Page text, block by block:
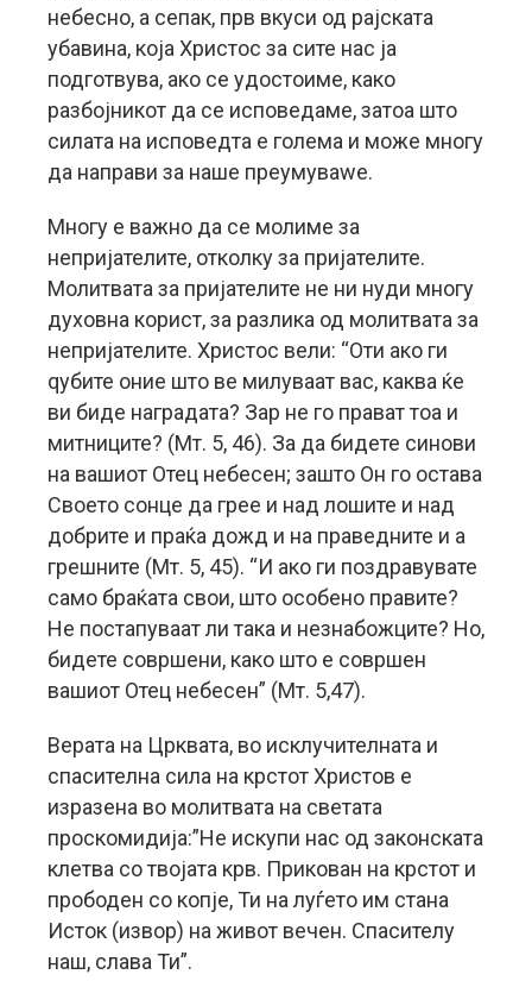
небесно, а сепак, прв вкуси од рајската
убавина, која Христос за сите нас ја
подготвува, ако се удостоиме, како
разбојникот да се исповедаме, затоа што
силата на исповедта е голема и може многу
да направи за наше преумуваwе.
Многу е важно да се молиме за
непријателите, отколку за пријателите.
Молитвата за пријателите не ни нуди многу
духовна корист, за разлика од молитвата за
непријателите. Христос вели: “Оти ако ги
qубите оние што ве милуваат вас, каква ќе
ви биде наградата? Зар не го прават тоа и
митниците? (Мт. 5, 46). За да бидете синови
на вашиот Отец небесен; зашто Он го остава
Своето сонце да грее и над лошите и над
добрите и праќа дожд и на праведните и а
грешните (Мт. 5, 45). “И ако ги поздравувате
само браќата свои, што особено правите?
Не постапуваат ли така и незнабожците? Но,
бидете совршени, како што е совршен
вашиот Отец небесен” (Мт. 5,47).
Верата на Црквата, во исклучителната и
спасителна сила на крстот Христов е
изразена во молитвата на светата
проскомидија:”Не искупи нас од законската
клетва со твојата крв. Прикован на крстот и
прободен со копје, Ти на луѓето им стана
Исток (извор) на живот вечен. Спасителу
наш, слава Ти”.